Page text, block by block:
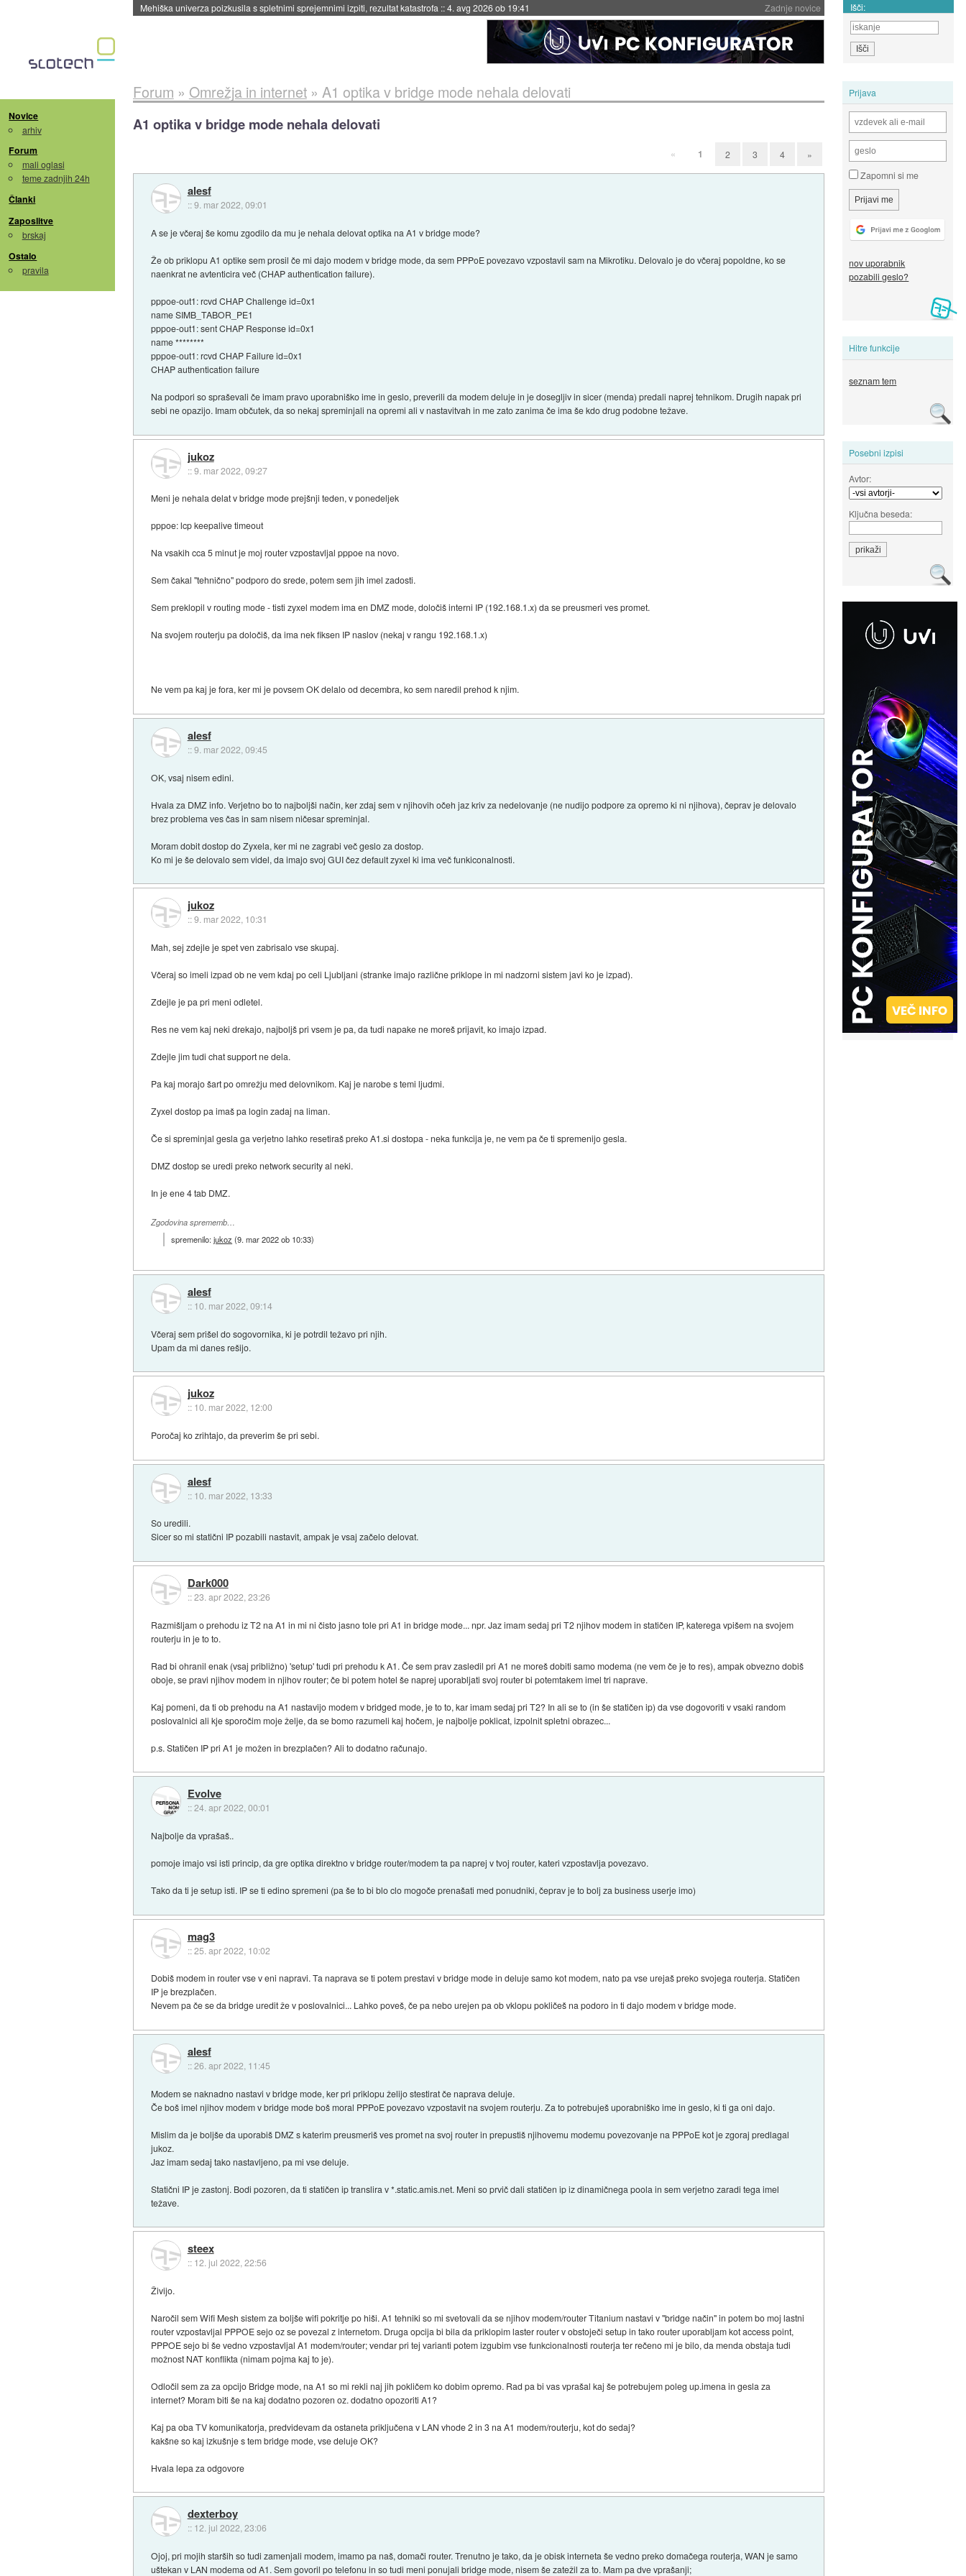
Zadnje novice
Evropska vesoljska agencija razvija svojo raketo za večkratno uporabo::4. avg 2026 ob 19:41 Išči:
Novice
arhiv
Forum
mali oglasi
teme zadnjih 24h
Članki
Zaposlitve
brskaj
Ostalo
pravila
Prijava
Zapomni si me
nov uporabnik
pozabili geslo?
Hitre funkcije
seznam tem
Posebni izpisi
Avtor:
Ključna beseda:
Forum » Omrežja in internet» A1 optika v bridge mode nehala delovati
A1 optika v bridge mode nehala delovati
« 1 2 3 4 »
alesf
::9. mar 2022, 09:01
A se je včeraj še komu zgodilo da mu je nehala delovat optika na A1 v bridge mode?
Že ob priklopu A1 optike sem prosil če mi dajo modem v bridge mode, da sem PPPoE povezavo vzpostavil sam na Mikrotiku. Delovalo je do včeraj popoldne, ko se
naenkrat ne avtenticira več (CHAP authentication failure).
pppoe-out1: rcvd CHAP Challenge id=0x1
name SIMB_TABOR_PE1
pppoe-out1: sent CHAP Response id=0x1
name ********
pppoe-out1: rcvd CHAP Failure id=0x1
CHAP authentication failure
Na podpori so spraševali če imam pravo uporabniško ime in geslo, preverili da modem deluje in je dosegljiv in sicer (menda) predali naprej tehnikom. Drugih napak pri
sebi ne opazijo. Imam občutek, da so nekaj spreminjali na opremi ali v nastavitvah in me zato zanima če ima še kdo drug podobne težave.
jukoz
::9. mar 2022, 09:27
Meni je nehala delat v bridge mode prejšnji teden, v ponedeljek
pppoe: lcp keepalive timeout
Na vsakih cca 5 minut je moj router vzpostavljal pppoe na novo.
Sem čakal "tehnično" podporo do srede, potem sem jih imel zadosti.
Sem preklopil v routing mode - tisti zyxel modem ima en DMZ mode, določiš interni IP (192.168.1.x) da se preusmeri ves promet.
Na svojem routerju pa določiš, da ima nek fiksen IP naslov (nekaj v rangu 192.168.1.x)
Ne vem pa kaj je fora, ker mi je povsem OK delalo od decembra, ko sem naredil prehod k njim.
alesf
::9. mar 2022, 09:45
OK, vsaj nisem edini.
Hvala za DMZ info. Verjetno bo to najboljši način, ker zdaj sem v njihovih očeh jaz kriv za nedelovanje (ne nudijo podpore za opremo ki ni njihova), čeprav je delovalo
brez problema ves čas in sam nisem ničesar spreminjal.
Moram dobit dostop do Zyxela, ker mi ne zagrabi več geslo za dostop.
Ko mi je še delovalo sem videl, da imajo svoj GUI čez default zyxel ki ima več funkiconalnosti.
jukoz
::9. mar 2022, 10:31
Mah, sej zdejle je spet ven zabrisalo vse skupaj.
Včeraj so imeli izpad ob ne vem kdaj po celi Ljubljani (stranke imajo različne priklope in mi nadzorni sistem javi ko je izpad).
Zdejle je pa pri meni odletel.
Res ne vem kaj neki drekajo, najboljš pri vsem je pa, da tudi napake ne moreš prijavit, ko imajo izpad.
Zdejle jim tudi chat support ne dela.
Pa kaj morajo šart po omrežju med delovnikom. Kaj je narobe s temi ljudmi.
Zyxel dostop pa imaš pa login zadaj na liman.
Če si spreminjal gesla ga verjetno lahko resetiraš preko A1.si dostopa - neka funkcija je, ne vem pa če ti spremenijo gesla.
DMZ dostop se uredi preko network security al neki.
In je ene 4 tab DMZ.
Zgodovina sprememb…
spremenilo:jukoz (9. mar 2022 ob 10:33)
alesf
:: 10. mar 2022, 09:14
Včeraj sem prišel do sogovornika, ki je potrdil težavo pri njih.
Upam da mi danes rešijo.
jukoz
:: 10. mar 2022, 12:00
Poročaj ko zrihtajo, da preverim še pri sebi.
alesf
:: 10. mar 2022, 13:33
So uredili.
Sicer so mi statični IP pozabili nastavit, ampak je vsaj začelo delovat.
Dark000
::23. apr 2022, 23:26
Razmišljam o prehodu iz T2 na A1 in mi ni čisto jasno tole pri A1 in bridge mode... npr. Jaz imam sedaj pri T2 njihov modem in statičen IP, katerega vpišem na svojem
routerju in je to to.
Rad bi ohranil enak (vsaj približno) 'setup' tudi pri prehodu k A1. Če sem prav zasledil pri A1 ne moreš dobiti samo modema (ne vem če je to res), ampak obvezno dobiš
oboje, se pravi njihov modem in njihov router; če bi potem hotel še naprej uporabljati svoj router bi potemtakem imel tri naprave.
Kaj pomeni, da ti ob prehodu na A1 nastavijo modem v bridged mode, je to to, kar imam sedaj pri T2? In ali se to (in še statičen ip) da vse dogovoriti v vsaki random
poslovalnici ali kje sporočim moje želje, da se bomo razumeli kaj hočem, je najbolje poklicat, izpolnit spletni obrazec...
p.s. Statičen IP pri A1 je možen in brezplačen? Ali to dodatno računajo.
Evolve
::24. apr 2022, 00:01
Najbolje da vprašaš..
pomoje imajo vsi isti princip, da gre optika direktno v bridge router/modem ta pa naprej v tvoj router, kateri vzpostavlja povezavo.
Tako da ti je setup isti. IP se ti edino spremeni (pa še to bi blo clo mogoče prenašati med ponudniki, čeprav je to bolj za business userje imo)
mag3
::25. apr 2022, 10:02
Dobiš modem in router vse v eni napravi. Ta naprava se ti potem prestavi v bridge mode in deluje samo kot modem, nato pa vse urejaš preko svojega routerja. Statičen
IP je brezplačen.
Nevem pa če se da bridge uredit že v poslovalnici... Lahko poveš, če pa nebo urejen pa ob vklopu pokličeš na podoro in ti dajo modem v bridge mode.
alesf
::26. apr 2022, 11:45
Modem se naknadno nastavi v bridge mode, ker pri priklopu želijo stestirat če naprava deluje.
Če boš imel njihov modem v bridge mode boš moral PPPoE povezavo vzpostavit na svojem routerju. Za to potrebuješ uporabniško ime in geslo, ki ti ga oni dajo.
Mislim da je boljše da uporabiš DMZ s katerim preusmeriš ves promet na svoj router in prepustiš njihovemu modemu povezovanje na PPPoE kot je zgoraj predlagal
jukoz.
Jaz imam sedaj tako nastavljeno, pa mi vse deluje.
Statični IP je zastonj. Bodi pozoren, da ti statičen ip translira v *.static.amis.net. Meni so prvič dali statičen ip iz dinamičnega poola in sem verjetno zaradi tega imel
težave.
steex
:: 12. jul 2022, 22:56
Živijo.
Naročil sem Wifi Mesh sistem za boljše wifi pokritje po hiši. A1 tehniki so mi svetovali da se njihov modem/router Titanium nastavi v "bridge način" in potem bo moj lastni
router vzpostavljal PPPOE sejo oz se povezal z internetom. Druga opcija bi bila da priklopim laster router v obstoječi setup in tako router uporabljam kot access point,
PPPOE sejo bi še vedno vzpostavljal A1 modem/router; vendar pri tej varianti potem izgubim vse funkcionalnosti routerja ter rečeno mi je bilo, da menda obstaja tudi
možnost NAT konflikta (nimam pojma kaj to je).
Odločil sem za za opcijo Bridge mode, na A1 so mi rekli naj jih pokličem ko dobim opremo. Rad pa bi vas vprašal kaj še potrebujem poleg up.imena in gesla za
internet? Moram biti še na kaj dodatno pozoren oz. dodatno opozoriti A1?
Kaj pa oba TV komunikatorja, predvidevam da ostaneta priključena v LAN vhode 2 in 3 na A1 modem/routerju, kot do sedaj?
kakšne so kaj izkušnje s tem bridge mode, vse deluje OK?
Hvala lepa za odgovore
dexterboy
:: 12. jul 2022, 23:06
Ojoj, pri mojih starših so tudi zamenjali modem, imamo pa naš, domači router. Trenutno je tako, da je obisk interneta še vedno preko domačega routerja, WAN je samo
uštekan v LAN modema od A1. Sem govoril po telefonu in so tudi meni ponujali bridge mode, nisem še zatežil za to. Mam pa dve vprašanji;